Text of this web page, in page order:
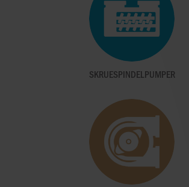
SKRUESPINDELPUMPER